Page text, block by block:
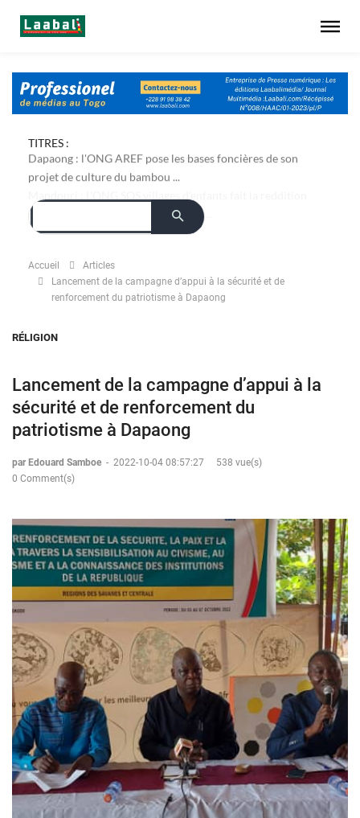
TITRES :
Dapaong : l'ONG AREF pose les bases foncières de son
projet de culture du bambou ...
Accueil
Articles
Lancement de la campagne d’appui à la sécurité et de
renforcement du patriotisme à Dapaong
RÉLIGION
Lancement de la campagne d’appui à la
sécurité et de renforcement du
patriotisme à Dapaong
par Edouard Samboe - 2022-10-04 08:57:27
538 vue(s)
0 Comment(s)